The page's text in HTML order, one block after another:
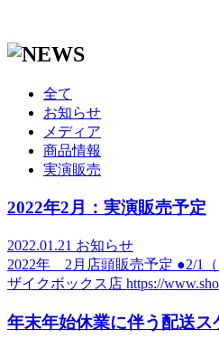
全て
お知らせ
メディア
商品情報
実演販売
2022年2月：実演販売予定
2022.01.21 お知らせ
2022年 2月店頭販売予定 ●2/1
ザイクボックス店 https://
年末年始休業に伴う配送ス